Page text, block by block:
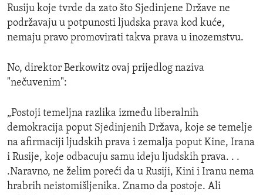
Rusiju koje tvrde da zato što Sjedinjene Države ne
podržavaju u potpunosti ljudska prava kod kuće,
nemaju pravo promovirati takva prava u inozemstvu.
No, direktor Berkowitz ovaj prijedlog naziva
"nečuvenim":
„Postoji temeljna razlika između liberalnih
demokracija poput Sjedinjenih Država, koje se temelje
na afirmaciji ljudskih prava i zemalja poput Kine, Irana
i Rusije, koje odbacuju samu ideju ljudskih prava. . .
.Naravno, ne želim poreći da u Rusiji, Kini i Iranu nema
hrabrih neistomišljenika. Znamo da postoje. Ali